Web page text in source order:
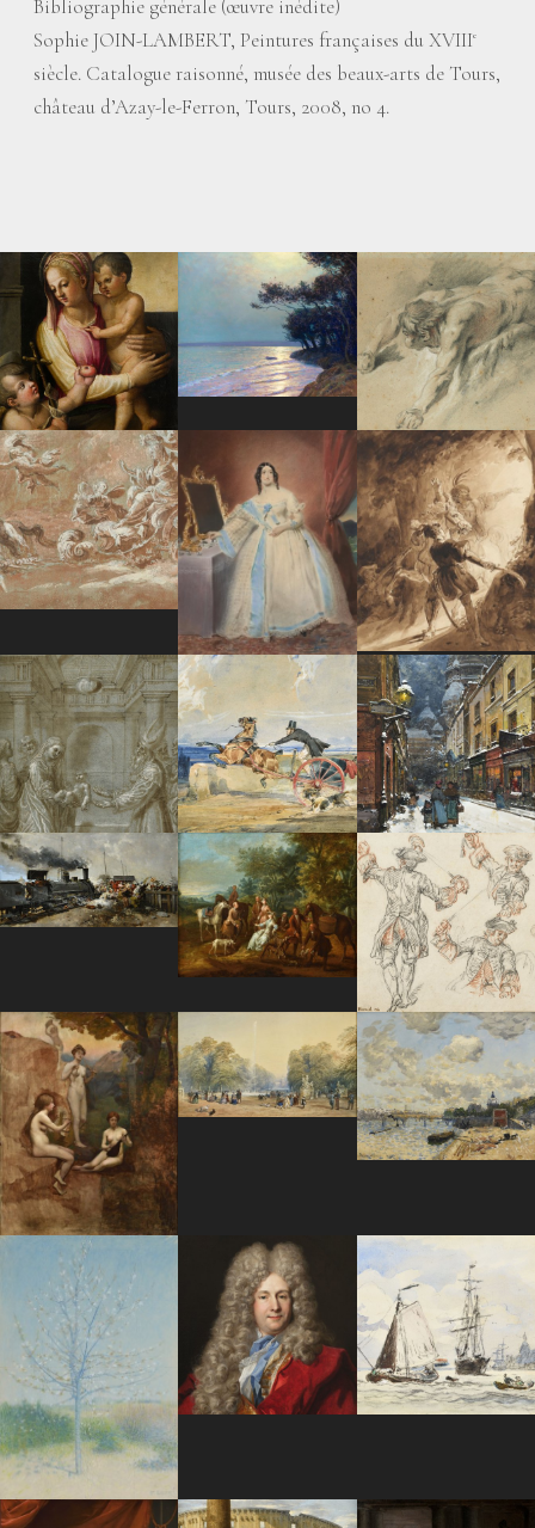
Bibliographie générale (œuvre inédite)
Sophie JOIN-LAMBERT, Peintures françaises du XVIIIe
siècle. Catalogue raisonné, musée des beaux-arts de Tours,
château d’Azay-le-Ferron, Tours, 2008, no 4.